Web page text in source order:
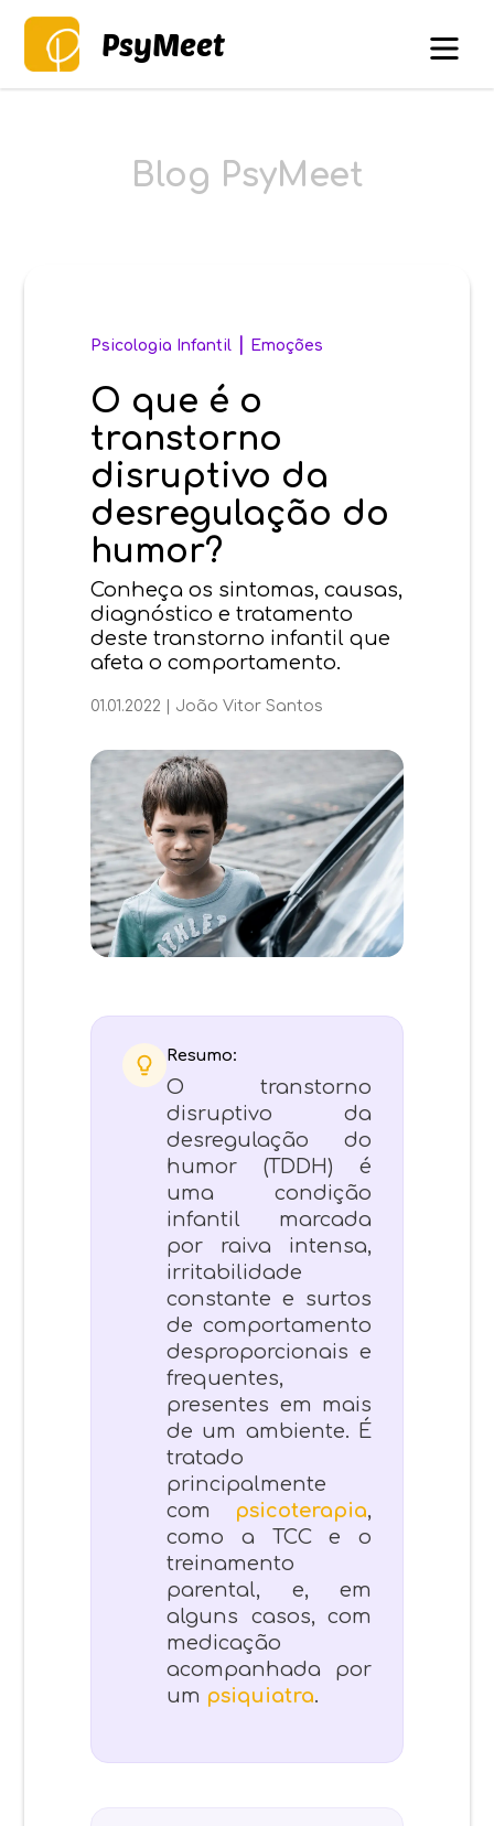
PsyMeet
Blog PsyMeet
Psicologia Infantil Emoções
O que é o
transtorno
disruptivo da
desregulação do
humor?
Conheça os sintomas, causas,
diagnóstico e tratamento
deste transtorno infantil que
afeta o comportamento.
01.01.2022 João Vitor Santos
Resumo:
O transtorno
disruptivo da
desregulação do
humor (TDDH) é
uma condição
infantil marcada
por raiva intensa,
irritabilidade
constante e surtos
de comportamento
desproporcionais e
frequentes,
presentes em mais
de um ambiente. É
tratado
principalmente
com
psicoterapia,
como a TCC e o
treinamento
parental, e, em
alguns casos, com
medicação
acompanhada por
um psiquiatra.